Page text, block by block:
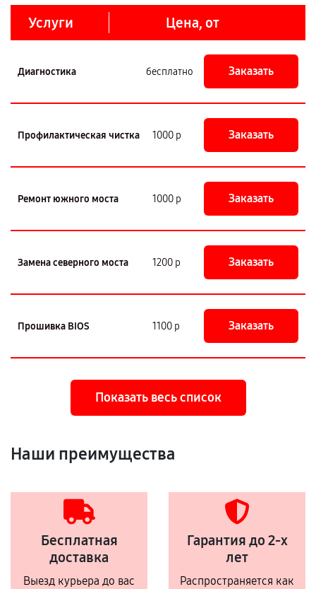
Услуги Цена, от
Диагностика бесплатно Заказать
Профилактическая чистка 1000 р Заказать
Ремонт южного моста 1000 р Заказать
Замена северного моста 1200 р Заказать
Прошивка BIOS 1100 р Заказать
Показать весь список
Наши преимущества
Бесплатная
доставка
Выезд курьера до вас
Гарантия до 2-х
лет
Распространяется как